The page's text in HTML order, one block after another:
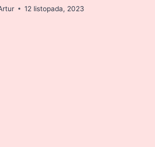
12 listopada, 2023